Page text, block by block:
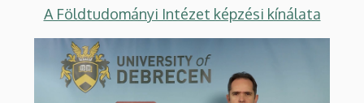
Technológiai
A Földtudományi Intézet képzési kínálata